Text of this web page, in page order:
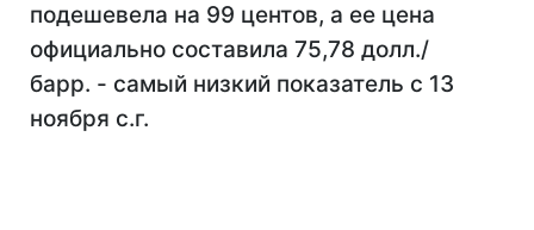
подешевела на 99 центов, а ее цена
официально составила 75,78 долл./
барр. - самый низкий показатель с 13
ноября с.г.